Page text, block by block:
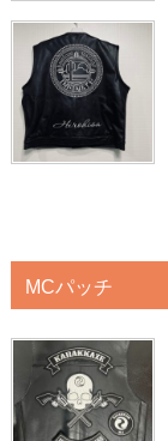
MCパッチ